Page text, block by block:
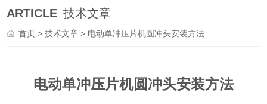
ARTICLE 技术文章
首页 >技术文章 > 电动单冲压片机圆冲头安装方法
电动单冲压片机圆冲头安装方法